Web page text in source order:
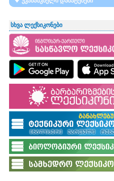
სხვა ლექსიკონები